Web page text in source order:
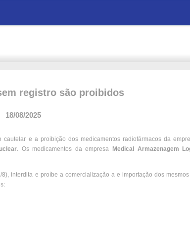
registro são proibidos
18/08/2025
e a proibição dos medicamentos radiofármacos da
. Os medicamentos da empresa
Medical Armazenagem
interdita e proíbe a comercialização a e importação dos